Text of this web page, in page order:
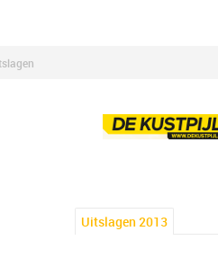
Uitslagen 2013